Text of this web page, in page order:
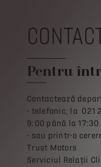
Pentru
Contactează
- telefonic, la 021
9:00 până la 17:30
- sau printr-o
Trust Motors
Serviciul Relații